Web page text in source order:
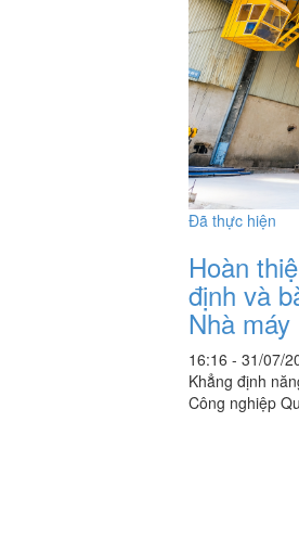
Đã thực hiện
Hoàn
định và
Nhà
16:16 - 31/07/
Khẳng định
Công nghiệp